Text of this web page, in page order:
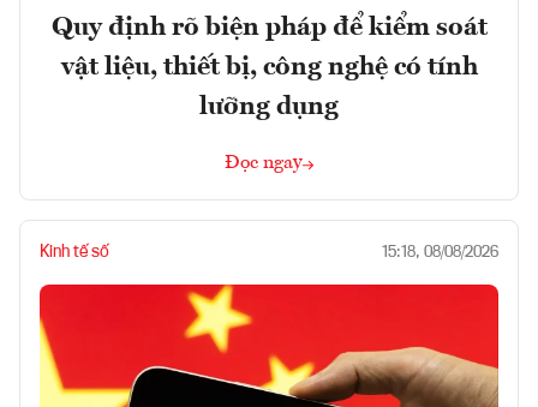
Quy định rõ biện pháp để kiểm soát
vật liệu, thiết bị, công nghệ có tính
lưỡng dụng
Đọc ngay
Kinh tế số 15:18, 08/08/2026